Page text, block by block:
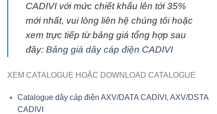
CADIVI với mức chiết khấu lên tới 35%
mới nhất, vui lòng liên hệ chúng tôi hoặc
xem trực tiếp từ bảng giá tổng hợp sau
đây: Bảng giá dây cáp điện CADIVI
XEM CATALOGUE HOẶC DOWNLOAD CATALOGUE
Catalogue dây cáp điện AXV/DATA CADIVI, AXV/DSTA
CADIVI